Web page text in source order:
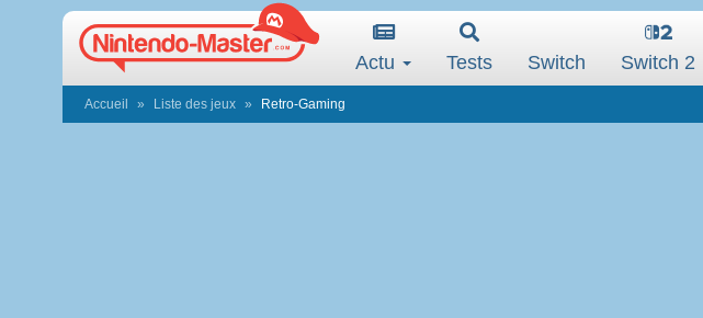
Actu Tests Switch Switch 2
Accueil Liste des jeux Retro-Gaming